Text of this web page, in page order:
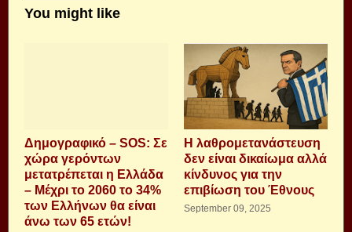
You might like
Δημογραφικό – SOS: Σε
χώρα γερόντων
μετατρέπεται η Ελλάδα
– Μέχρι το 2060 το 34%
των Ελλήνων θα είναι
άνω των 65 ετών!
H λαθρομετανάστευση
δεν είναι δικαίωμα αλλά
κίνδυνος για την
επιβίωση του Έθνους
September 09, 2025